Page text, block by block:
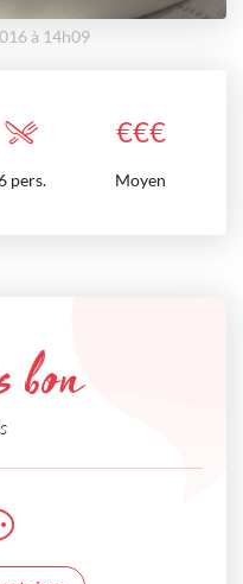
à 14h09
€€€
pers. Moyen
bon